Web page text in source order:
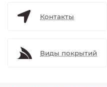
Контакты
Виды покрытий